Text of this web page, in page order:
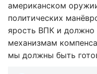
американском
политических
ярость ВПК и должно
механизмам
мы должны быть